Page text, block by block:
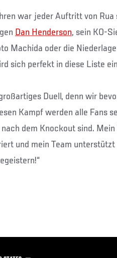
war jeder Auftritt von
Dan Henderson, sein KO-
Machida oder die
sich perfekt in diese Liste
Duell, denn wir
Kampf werden alle Fans
dem Knockout sind.
und mein Team